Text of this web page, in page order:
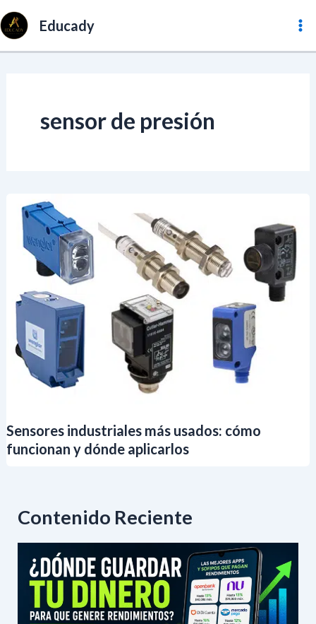
al
Educady
sensor de presión
Sensores industriales más usados: cómo
funcionan y dónde aplicarlos
Contenido Reciente